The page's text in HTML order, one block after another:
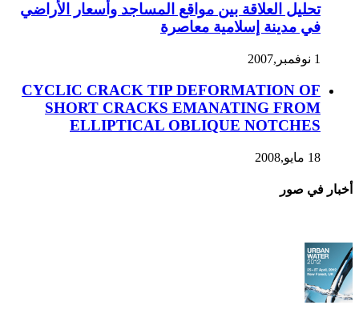
تحليل العلاقة بين مواقع المساجد وأسعار الأراضي
في مدينة إسلامية معاصرة
1 نوفمبر,2007
CYCLIC CRACK TIP DEFORMATION OF
SHORT CRACKS EMANATING FROM
ELLIPTICAL OBLIQUE NOTCHES
18 مايو,2008
أخبار في صور